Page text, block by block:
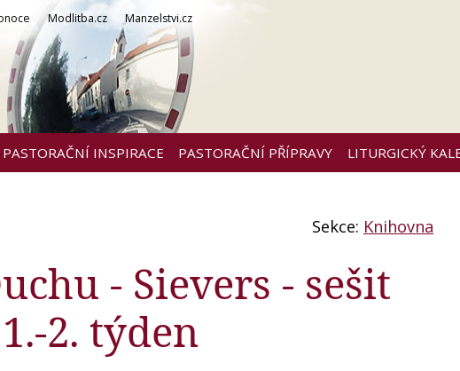
Modlitba.cz Manzelstvi.cz
PASTORAČNÍ INSPIRACE PASTORAČNÍ PŘÍPRAVY LITURGICKÝ
Sekce: Knihovna
- Sievers - sešit
2. týden